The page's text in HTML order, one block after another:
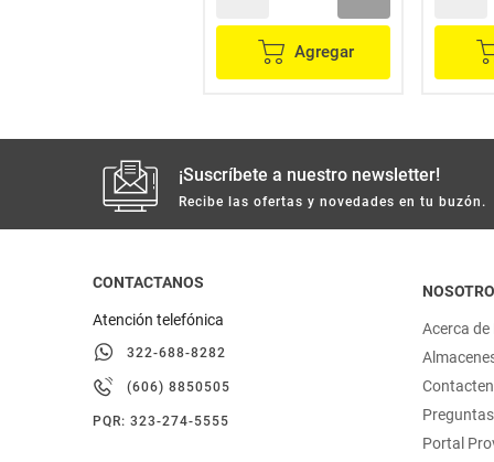
Agregar
¡Suscríbete a nuestro newsletter!
Recibe las ofertas y novedades en tu buzón.
CONTACTANOS
Atención telefónica
322-688-8282
(606) 8850505
PQR: 323-274-5555
Acerca
Portal